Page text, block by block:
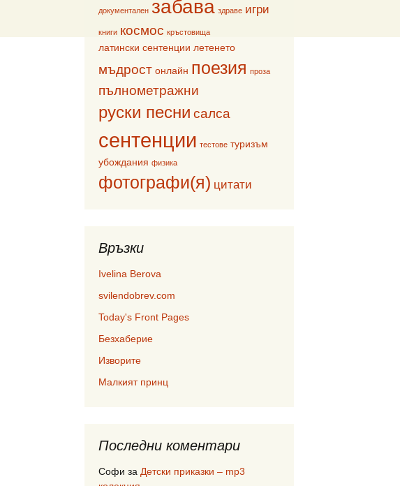
документален забава здраве игри
книги космос кръстовища
латински сентенции летенето
мъдрост онлайн поезия проза
пълнометражни
руски песни салса
сентенции тестове туризъм
убождания физика
фотографи(я) цитати
Връзки
Ivelina Berova
svilendobrev.com
Today's Front Pages
Безхаберие
Изворите
Малкият принц
Последни коментари
Софи за Детски приказки – mp3